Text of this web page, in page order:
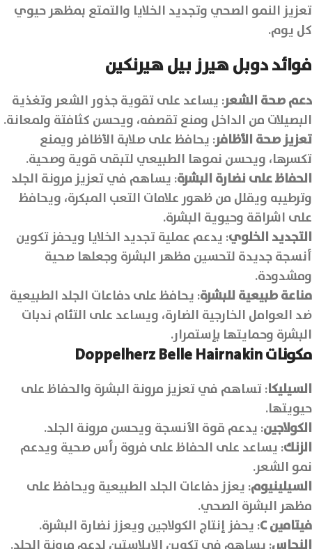
تعزيز النمو الصحي وتجديد الخلايا والتمتع بمظهر حيوي
كل يوم.
فوائد دوبل هيرز بيل هيرنكين
دعم صحة الشعر: يساعد على تقوية جذور الشعر وتغذية
البصيلات من الداخل ومنع تقصفه، ويحسن كثافتة ولمعانة.
تعزيز صحة الأظافر: يحافظ على صلابة الأظافر ويمنع
تكسرها، ويحسن نموها الطبيعي لتبقى قوية وصحية.
الحفاظ على نضارة البشرة: يساهم في تعزيز مرونة الجلد
وترطيبه ويقلل من ظهور علامات التعب المبكرة، ويحافظ
على اشراقة وحيوية البشرة.
التجديد الخلوي: يدعم عملية تجديد الخلايا ويحفز تكوين
أنسجة جديدة لتحسين مظهر البشرة وجعلها صحية
ومشدودة.
مناعة طبيعية للبشرة: يحافظ على دفاعات الجلد الطبيعية
ضد العوامل الخارجية الضارة، ويساعد على التئام ندبات
البشرة وحمايتها بإستمرار.
مكونات Doppelherz Belle Hairnakin
السيليكا: تساهم في تعزيز مرونة البشرة والحفاظ على
حيويتها.
الكولاجين: يدعم قوة الأنسجة ويحسن مرونة الجلد.
الزنك: يساعد على الحفاظ على فروة رأس صحية ويدعم
نمو الشعر.
السيلينيوم: يعزز دفاعات الجلد الطبيعية ويحافظ على
مظهر البشرة الصحي.
فيتامينC : يحفز إنتاج الكولاجين ويعزز نضارة البشرة.